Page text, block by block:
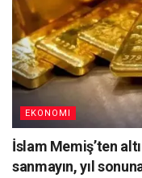
EKONOMI
İslam Memiş’ten
sanmayın, yıl